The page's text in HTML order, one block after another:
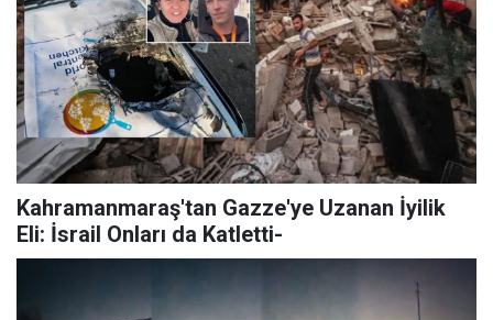
Kahramanmaraş'tan Gazze'ye Uzanan İyilik
Eli: İsrail Onları da Katletti-